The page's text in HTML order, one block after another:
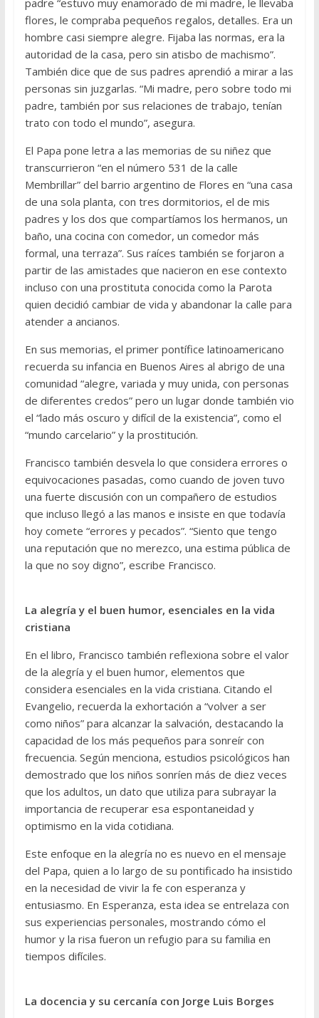
flores, le compraba pequeños regalos, detalles. Era un
hombre casi siempre alegre. Fijaba las normas, era la
autoridad de la casa, pero sin atisbo de machismo”.
También dice que de sus padres aprendió a mirar a las
personas sin juzgarlas. “Mi madre, pero sobre todo mi
padre, también por sus relaciones de trabajo, tenían
trato con todo el mundo”, asegura.
El Papa pone letra a las memorias de su niñez que
transcurrieron “en el número 531 de la calle
Membrillar” del barrio argentino de Flores en “una casa
de una sola planta, con tres dormitorios, el de mis
padres y los dos que compartíamos los hermanos, un
baño, una cocina con comedor, un comedor más
formal, una terraza”. Sus raíces también se forjaron a
partir de las amistades que nacieron en ese contexto
incluso con una prostituta conocida como la Parota
quien decidió cambiar de vida y abandonar la calle para
atender a ancianos.
En sus memorias, el primer pontífice latinoamericano
recuerda su infancia en Buenos Aires al abrigo de una
comunidad “alegre, variada y muy unida, con personas
de diferentes credos” pero un lugar donde también vio
el “lado más oscuro y difícil de la existencia”, como el
“mundo carcelario” y la prostitución.
Francisco también desvela lo que considera errores o
equivocaciones pasadas, como cuando de joven tuvo
una fuerte discusión con un compañero de estudios
que incluso llegó a las manos e insiste en que todavía
hoy comete “errores y pecados”. “Siento que tengo
una reputación que no merezco, una estima pública de
la que no soy digno”, escribe Francisco.
La alegría y el buen humor, esenciales en la vida
cristiana
En el libro, Francisco también reflexiona sobre el valor
de la alegría y el buen humor, elementos que
considera esenciales en la vida cristiana. Citando el
Evangelio, recuerda la exhortación a “volver a ser
como niños” para alcanzar la salvación, destacando la
capacidad de los más pequeños para sonreír con
frecuencia. Según menciona, estudios psicológicos han
demostrado que los niños sonríen más de diez veces
que los adultos, un dato que utiliza para subrayar la
importancia de recuperar esa espontaneidad y
optimismo en la vida cotidiana.
Este enfoque en la alegría no es nuevo en el mensaje
del Papa, quien a lo largo de su pontificado ha insistido
en la necesidad de vivir la fe con esperanza y
entusiasmo. En Esperanza, esta idea se entrelaza con
sus experiencias personales, mostrando cómo el
humor y la risa fueron un refugio para su familia en
tiempos difíciles.
La docencia y su cercanía con Jorge Luis Borges